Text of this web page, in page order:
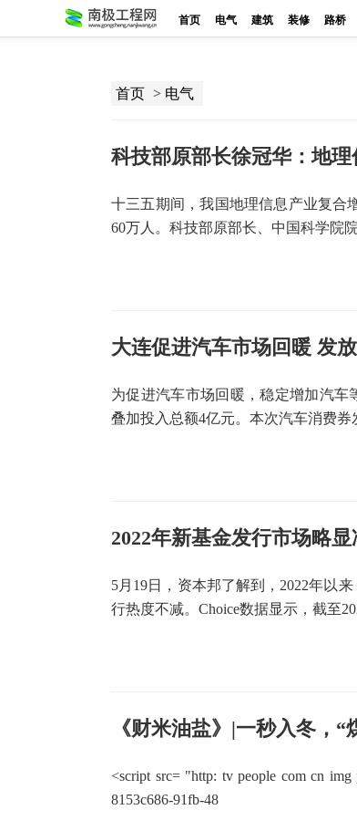
首页 电气 建筑 装修 路桥
首页 > 电气
科技部原部长徐冠华：地
十三五期间，我国地理信息产业复合
60万人。科技部原部长、中国科学院
大连促进汽车市场回暖 发
为促进汽车市场回暖，稳定增加汽
叠加投入总额4亿元。本次汽车消费券
2022年新基金发行市场略
5月19日，资本邦了解到，2022年以
行热度不减。Choice数据显示，截至
《财米油盐》|一秒入冬，“
<script src= "http: tv people com cn
8153c686-91fb-48